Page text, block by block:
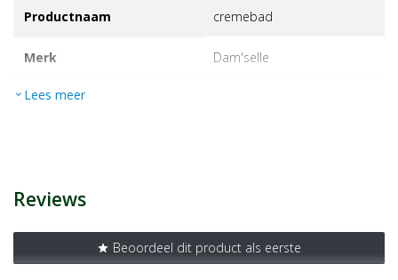
Productnaam cremebad
Merk dam'selle
EAN
expand_more Lees meer
Reviews
star Beoordeel dit product als eerste